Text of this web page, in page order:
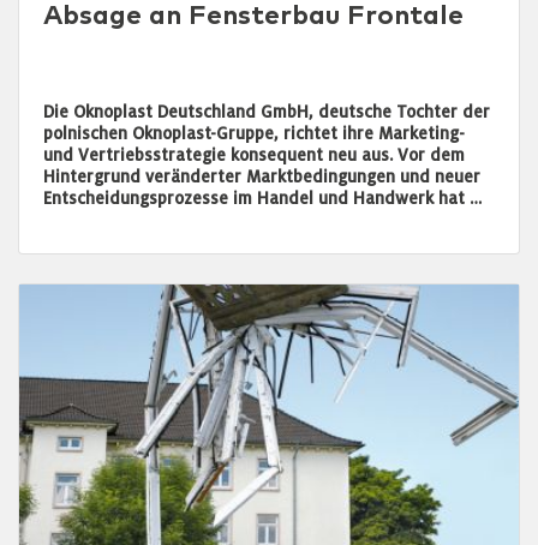
Absage an Fensterbau Frontale
Die Oknoplast Deutschland GmbH, deutsche Tochter der
polnischen Oknoplast-Gruppe, richtet ihre Marketing-
und Vertriebsstrategie konsequent neu aus. Vor dem
Hintergrund veränderter Marktbedingungen und neuer
Entscheidungsprozesse im Handel und Handwerk hat …